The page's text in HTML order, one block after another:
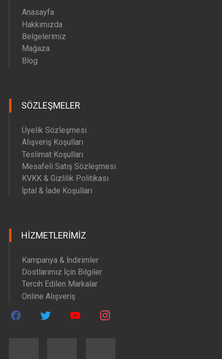
Anasayfa
Hakkımızda
Belgelerimiz
Mağaza
Blog
SÖZLEŞMELER
Üyelik Sözleşmesi
Alışveriş Koşulları
Teslimat Koşulları
Mesafeli Satış Sözleşmesi
KVKK & Gizlilik Politikası
İptal & İade Koşulları
HIZMETLERIMIZ
Kampanya & İndirimler
Dostlarımız İçin Bilgiler
Tercih Edilen Markalar
Online Alışveriş